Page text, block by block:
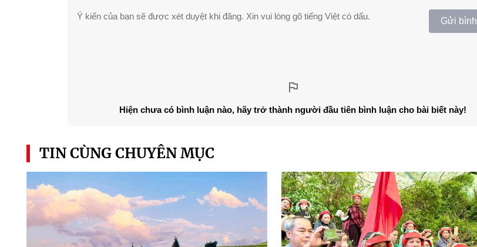
Ý kiến của bạn sẽ được xét duyệt khi đăng. Xin vui lòng gõ tiếng Việt có dấu. Gửi
Hiện chưa có bình luận nào, hãy trở thành người đầu tiên bình luận cho bài biết này!
TIN CÙNG CHUYÊN MỤC